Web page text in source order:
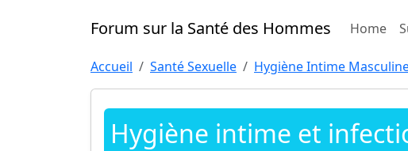
Forum sur la Santé des Hommes Home
Accueil Santé Sexuelle Hygiène Intime
Hygiène intime et